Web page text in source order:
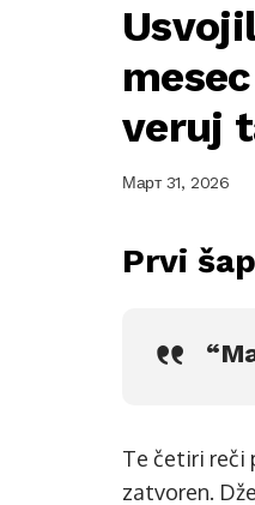
veruj
Март 31, 2026
Prvi
Te četiri reči
zatvoren.